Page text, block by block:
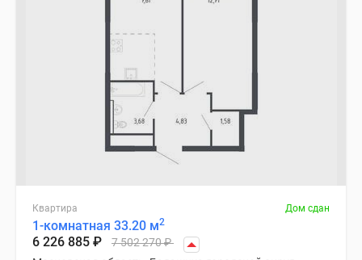
Квартира Дом сдан
1-комнатная 33.20 м2
6 226 885 ₽ 7 502 270₽